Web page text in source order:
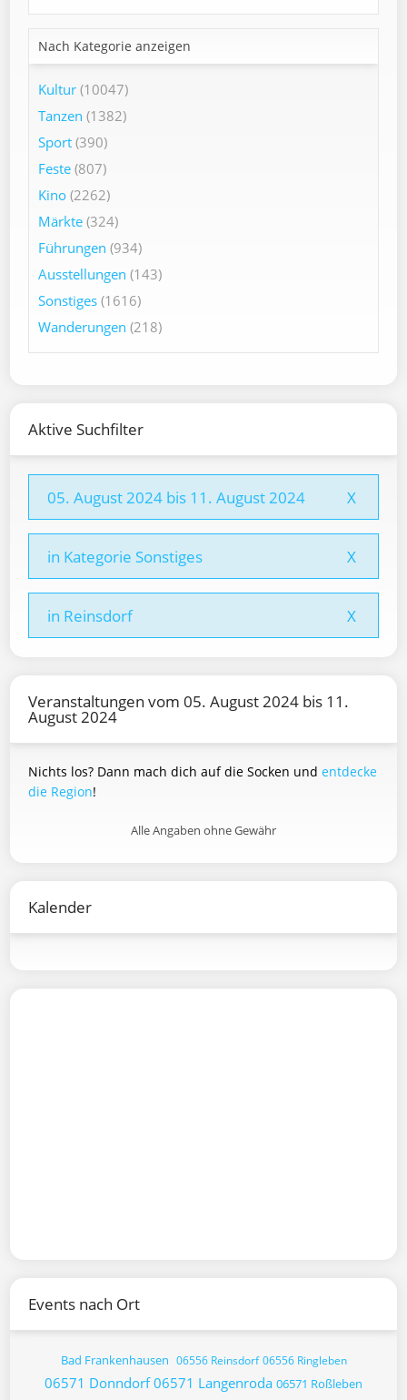
Nach Kategorie anzeigen
Kultur (10047)
Tanzen (1382)
Sport (390)
Feste (807)
Kino (2262)
Märkte (324)
Führungen (934)
Ausstellungen (143)
Sonstiges (1616)
Wanderungen (218)
Aktive Suchfilter
05. August 2024 bis 11. August 2024 X
in Kategorie Sonstiges X
in Reinsdorf X
Veranstaltungen vom 05. August 2024 bis 11.
August 2024
Nichts los? Dann mach dich auf die Socken und entdecke
die Region!
Alle Angaben ohne Gewähr
Kalender
Events nach Ort
Bad Frankenhausen 06556 Reinsdorf 06556 Ringleben
06571 Donndorf 06571 Langenroda 06571 Roßleben